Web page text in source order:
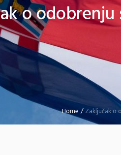
o odobrenju
Home /Zaključak o